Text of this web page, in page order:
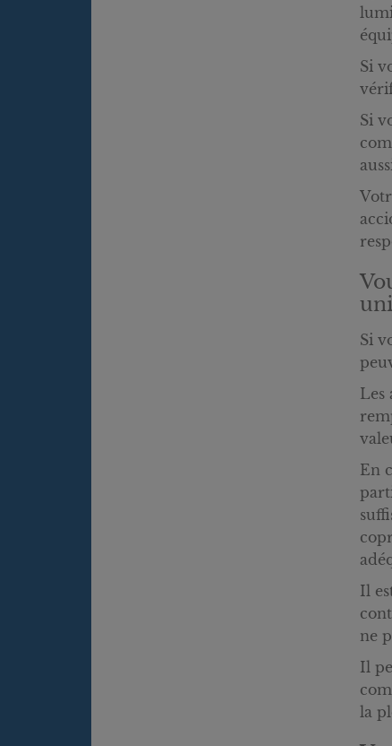
Si
Si
Si
Les
En
Il
ne
Il
la